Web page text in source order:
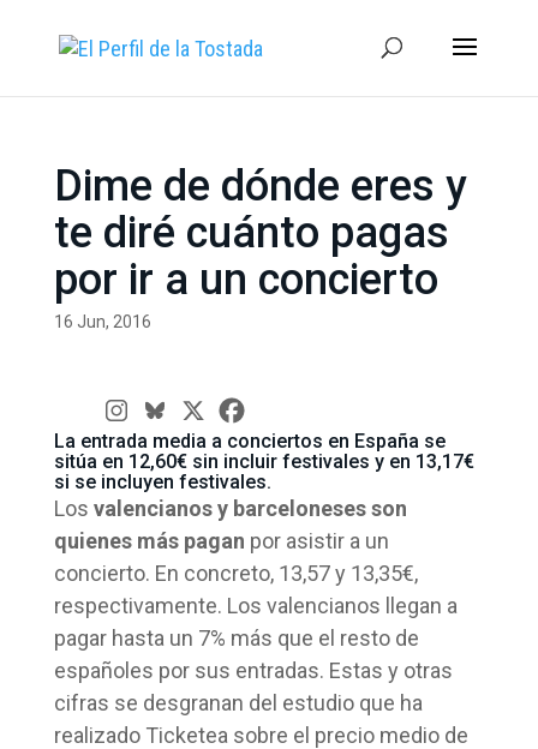
Dime de dónde eres y
te diré cuánto pagas
por ir a un concierto
16 Jun, 2016
La entrada media a conciertos en España se
sitúa en 12,60€ sin incluir festivales y en 13,17€
si se incluyen festivales.
Los valencianos y barceloneses son
quienes más pagan por asistir a un
concierto. En concreto, 13,57 y 13,35€,
respectivamente. Los valencianos llegan a
pagar hasta un 7% más que el resto de
españoles por sus entradas. Estas y otras
cifras se desgranan del estudio que ha
realizado Ticketea sobre el precio medio de